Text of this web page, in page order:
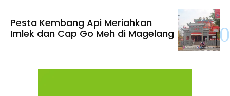
Pesta Kembang Api Meriahkan
Imlek dan Cap Go Meh di Magelang